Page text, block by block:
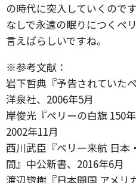
の時代に突入していくので
なしで永遠の眠りにつく
言えばらしいですね。
※参考文献：
岩下哲典『予告されていた
洋泉社、2006年5月
岸俊光『ペリーの白旗 150
2002年11月
西川武臣『ペリー来航 日本
間』中公新書、2016年6月
渡辺惣樹『日本開国 アメリ